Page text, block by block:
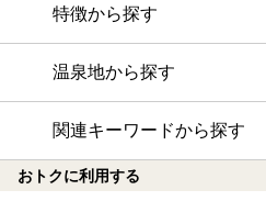
特徴から探す
温泉地から探す
関連キーワードから探す
おトクに利用する